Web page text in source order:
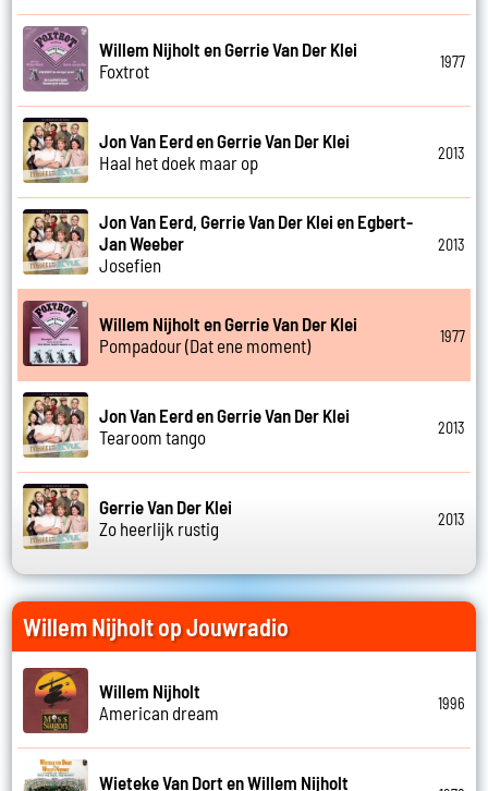
Willem Nijholt en Gerrie Van Der Klei
Foxtrot
1977
Jon Van Eerd en Gerrie Van Der Klei
Haal het doek maar op
2013
Jon Van Eerd, Gerrie Van Der Klei en Egbert-
Jan Weeber
Josefien
2013
Willem Nijholt en Gerrie Van Der Klei
Pompadour (Dat ene moment)
1977
Jon Van Eerd en Gerrie Van Der Klei
Tearoom tango
2013
Gerrie Van Der Klei
Zo heerlijk rustig
2013
Willem Nijholt op Jouwradio
Willem Nijholt
American dream
1996
Wieteke Van Dort en Willem Nijholt